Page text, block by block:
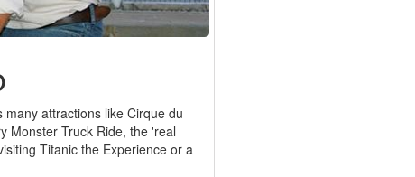
attractions like Cirque du
Monster Truck Ride, the 'real
Titanic the Experience or a